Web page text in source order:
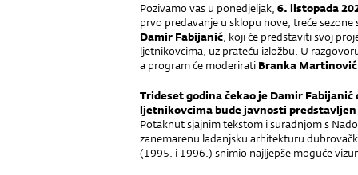
Pozivamo vas u ponedjeljak, 6. listopada
prvo predavanje u sklopu nove, treće sezone
Damir Fabijanić, koji će predstaviti svoj
ljetnikovcima, uz prateću izložbu. U
a program će moderirati Branka
Trideset godina čekao je Damir
ljetnikovcima bude javnosti
Potaknut sjajnim tekstom i suradnjom s
zanemarenu ladanjsku arhitekturu
(1995. i 1996.) snimio najljepše moguće